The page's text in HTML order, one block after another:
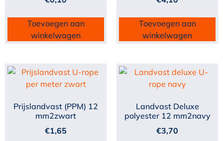
Toevoegen aan
winkelwagen
Toevoegen aan
winkelwagen
Prijslandvast (PPM) 12
mm2zwart
€1,65
Landvast Deluxe
polyester 12 mm2navy
€3,70